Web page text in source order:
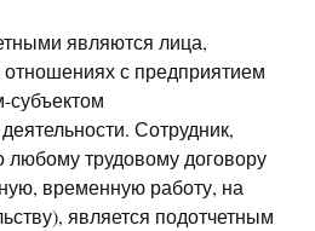
являются лица,
с предприятием
субъектом
Сотрудник,
любому трудовому договору
временную работу, на
является подотчетным